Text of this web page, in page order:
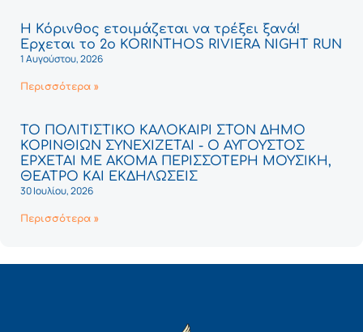
Η Κόρινθος ετοιμάζεται να τρέξει ξανά!
Έρχεται το 2ο KORINTHOS RIVIERA NIGHT RUN
1 Αυγούστου, 2026
Περισσότερα »
ΤΟ ΠΟΛΙΤΙΣΤΙΚΟ ΚΑΛΟΚΑΙΡΙ ΣΤΟΝ ΔΗΜΟ
ΚΟΡΙΝΘΙΩΝ ΣΥΝΕΧΙΖΕΤΑΙ - Ο ΑΥΓΟΥΣΤΟΣ
ΕΡΧΕΤΑΙ ΜΕ ΑΚΟΜΑ ΠΕΡΙΣΣΟΤΕΡΗ ΜΟΥΣΙΚΗ,
ΘΕΑΤΡΟ ΚΑΙ ΕΚΔΗΛΩΣΕΙΣ
30 Ιουλίου, 2026
Περισσότερα »